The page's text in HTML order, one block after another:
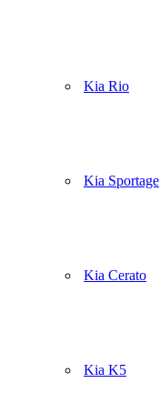
Kia Rio
Kia Sportage
Kia Cerato
Kia K5